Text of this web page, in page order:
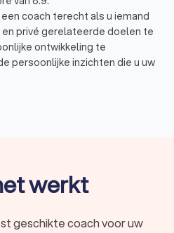
coach terecht als u iemand
privé gerelateerde doelen te
ontwikkeling te
persoonlijke inzichten die u uw
zoals u dat wilt. De coach
Met deze inzichten en nieuwe
werkt
geschikte coach voor uw